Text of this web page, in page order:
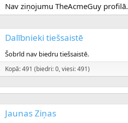
Nav ziņojumu TheAcmeGuy profilā.
Dalībnieki tiešsaistē
Šobrīd nav biedru tiešsaistē.
Kopā: 491 (biedri: 0, viesi: 491)
Jaunas Ziņas